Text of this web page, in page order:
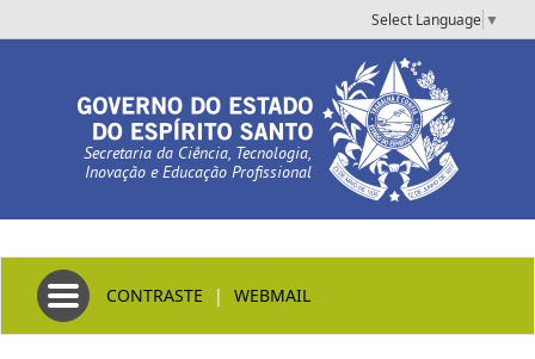
Select Language ▼
Secretaria da Ciência, Tecnologia,
Inovação e Educação Profissional
Toggle navigation
CONTRASTE | WEBMAIL